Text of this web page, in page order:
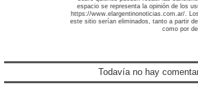
espacio se representa la opinión de los
https://www.elargentinonoticias.com.ar/.
este sitio serían eliminados, tanto a partir
como por
Todavía no hay